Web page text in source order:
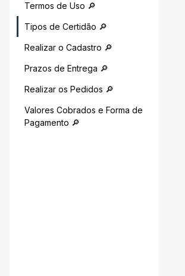
Termos de Uso 🔎
Tipos de Certidão 🔎
Realizar o Cadastro 🔎
Prazos de Entrega 🔎
Realizar os Pedidos 🔎
Valores Cobrados e Forma de
Pagamento 🔎